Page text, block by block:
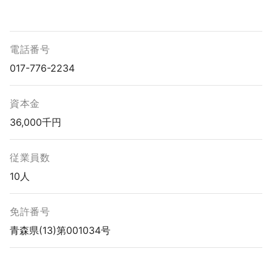
電話番号
017-776-2234
資本金
36,000千円
従業員数
10人
免許番号
青森県(13)第001034号